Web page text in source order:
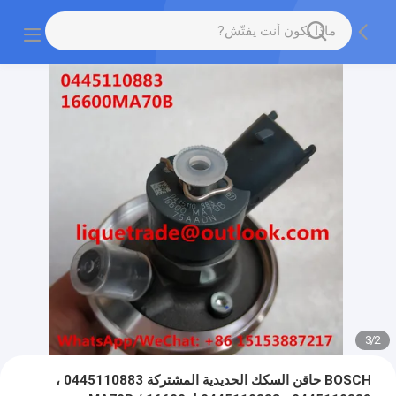
2
/
3
BOSCH حاقن السكك الحديدية المشتركة 0445110883 ،